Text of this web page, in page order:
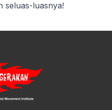
seluas-luasnya!